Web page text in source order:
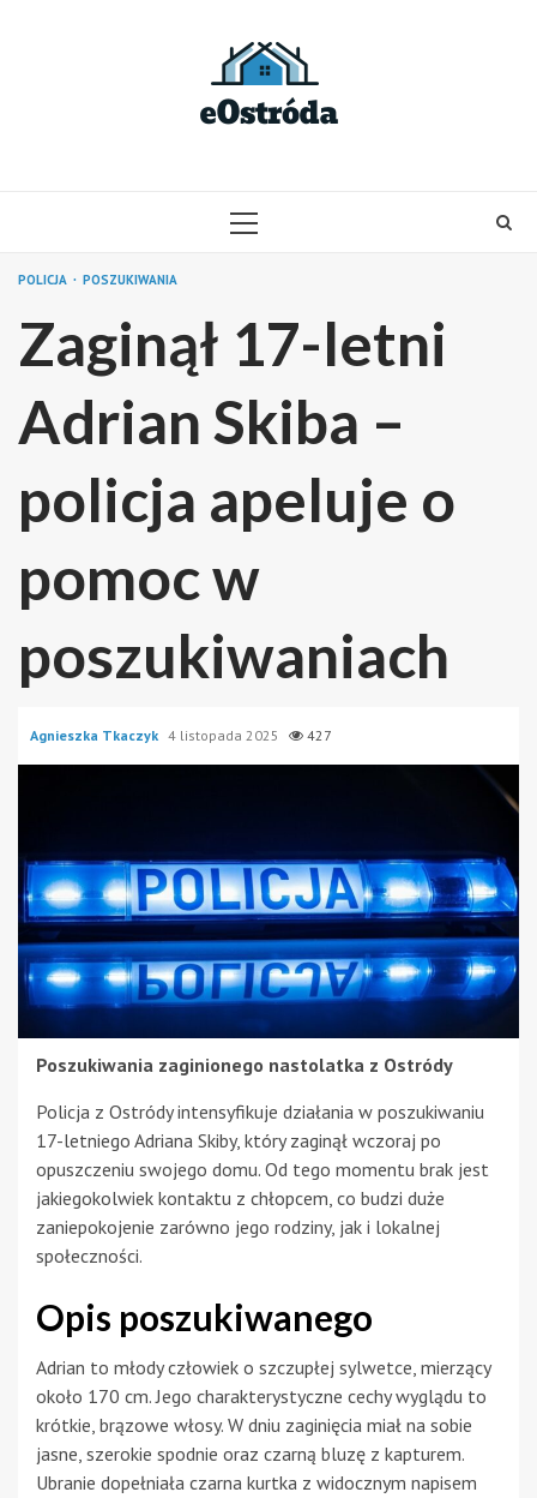
PRIMARY
POLICJA POSZUKIWANIA
Zaginął 17-letni
Adrian Skiba –
policja apeluje o
pomoc w
poszukiwaniach
Agnieszka Tkaczyk 4 listopada 2025 427
Poszukiwania zaginionego nastolatka z Ostródy
Policja z Ostródy intensyfikuje działania w poszukiwaniu
17-letniego Adriana Skiby, który zaginął wczoraj po
opuszczeniu swojego domu. Od tego momentu brak jest
jakiegokolwiek kontaktu z chłopcem, co budzi duże
zaniepokojenie zarówno jego rodziny, jak i lokalnej
społeczności.
Opis poszukiwanego
Adrian to młody człowiek o szczupłej sylwetce, mierzący
około 170 cm. Jego charakterystyczne cechy wyglądu to
krótkie, brązowe włosy. W dniu zaginięcia miał na sobie
jasne, szerokie spodnie oraz czarną bluzę z kapturem.
Ubranie dopełniała czarna kurtka z widocznym napisem